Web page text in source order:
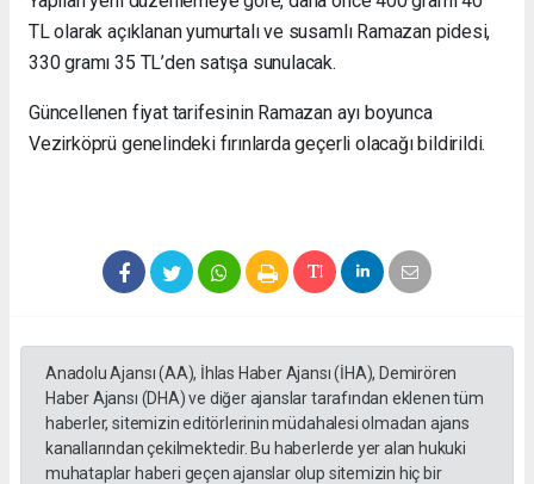
TL olarak açıklanan yumurtalı ve susamlı Ramazan pidesi,
330 gramı 35 TL’den satışa sunulacak.
Güncellenen fiyat tarifesinin Ramazan ayı boyunca
Vezirköprü genelindeki fırınlarda geçerli olacağı bildirildi.
Anadolu Ajansı (AA), İhlas Haber Ajansı (İHA), Demirören
Haber Ajansı (DHA) ve diğer ajanslar tarafından eklenen tüm
haberler, sitemizin editörlerinin müdahalesi olmadan ajans
kanallarından çekilmektedir. Bu haberlerde yer alan hukuki
muhataplar haberi geçen ajanslar olup sitemizin hiç bir